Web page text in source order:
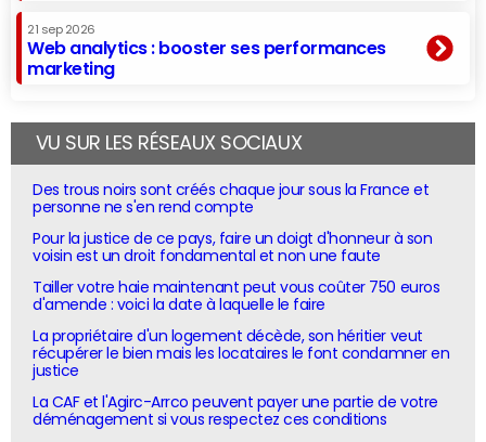
21 sep 2026
Web analytics : booster ses performances
marketing
VU SUR LES RÉSEAUX SOCIAUX
Des trous noirs sont créés chaque jour sous la France et
personne ne s'en rend compte
Pour la justice de ce pays, faire un doigt d'honneur à son
voisin est un droit fondamental et non une faute
Tailler votre haie maintenant peut vous coûter 750 euros
d'amende : voici la date à laquelle le faire
La propriétaire d'un logement décède, son héritier veut
récupérer le bien mais les locataires le font condamner en
justice
La CAF et l'Agirc-Arrco peuvent payer une partie de votre
déménagement si vous respectez ces conditions